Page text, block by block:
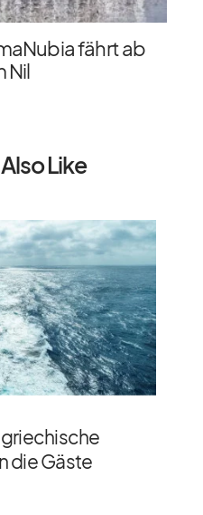
fährt ab
Nil
Like
die Gäste